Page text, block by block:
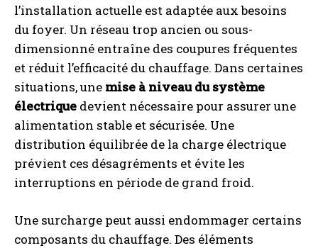
l’installation actuelle est adaptée aux besoins
du foyer. Un réseau trop ancien ou sous-
dimensionné entraîne des coupures fréquentes
et réduit l’efficacité du chauffage. Dans certaines
situations, une mise à niveau du système
électrique devient nécessaire pour assurer une
alimentation stable et sécurisée. Une
distribution équilibrée de la charge électrique
prévient ces désagréments et évite les
interruptions en période de grand froid.
Une surcharge peut aussi endommager certains
composants du chauffage. Des éléments